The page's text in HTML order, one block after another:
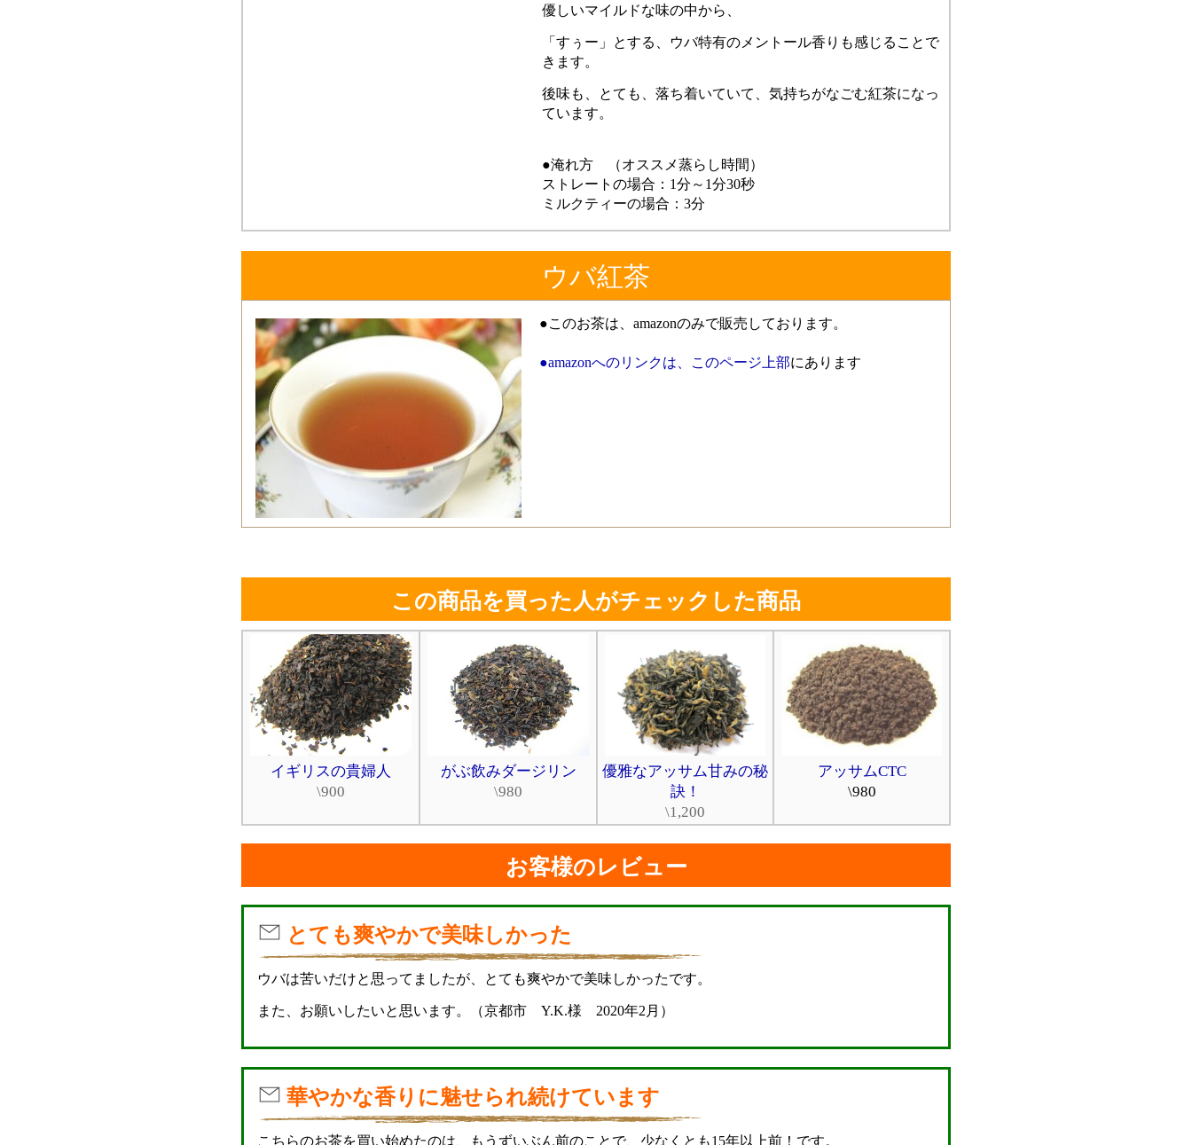
優しいマイルドな味の中から、
「すぅー」とする、ウバ特有のメントール香りも感じることで
きます。
後味も、とても、落ち着いていて、気持ちがなごむ紅茶になっ
ています。
●淹れ方 （オススメ蒸らし時間）
ストレートの場合：1分～1分30秒
ミルクティーの場合：3分
ウバ紅茶
●このお茶は、amazonのみで販売しております。
●amazonへのリンクは、このページ上部にあります
この商品を買った人がチェックした商品
イギリスの貴婦人
\900
がぶ飲みダージリン
\980
優雅なアッサム甘みの秘
訣！
\1,200
アッサムCTC
\980
お客様のレビュー
とても爽やかで美味しかった
ウバは苦いだけと思ってましたが、とても爽やかで美味しかったです。
また、お願いしたいと思います。（京都市 Y.K.様 2020年2月）
華やかな香りに魅せられ続けています
こちらのお茶を買い始めたのは、もうずいぶん前のことで、少なくとも15年以上前！です。